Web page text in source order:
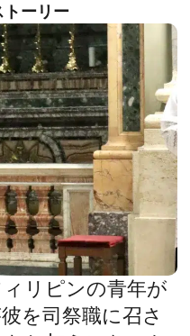
トーリー
リピンの青年が
を司祭職に召さ